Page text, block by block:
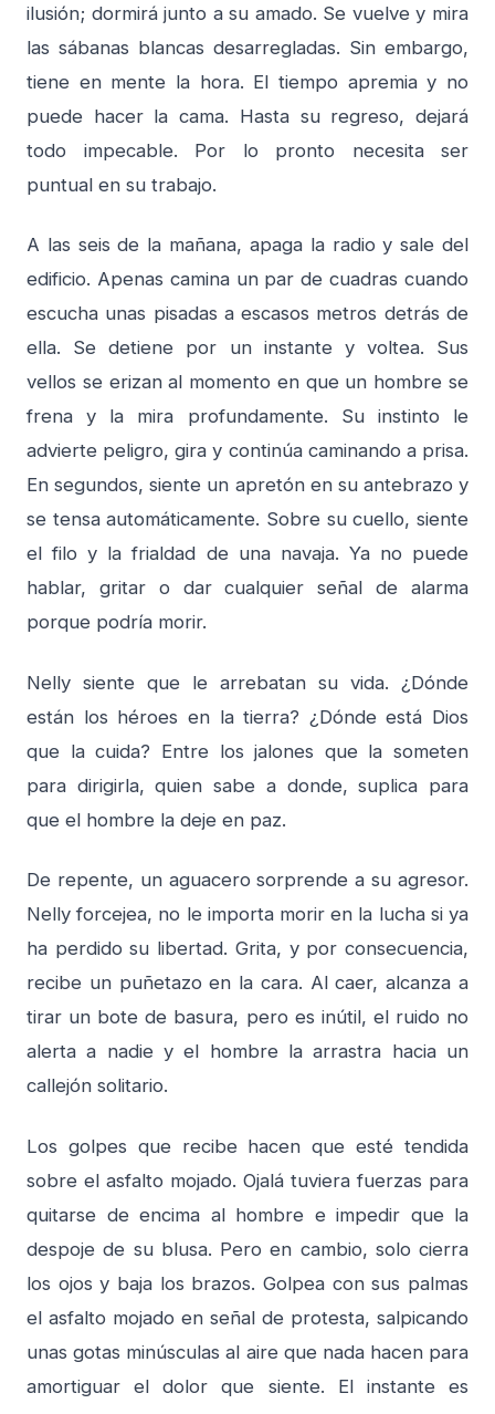
ilusión; dormirá junto a su amado. Se vuelve y mira
las sábanas blancas desarregladas. Sin embargo,
tiene en mente la hora. El tiempo apremia y no
puede hacer la cama. Hasta su regreso, dejará
todo impecable. Por lo pronto necesita ser
puntual en su trabajo.
A las seis de la mañana, apaga la radio y sale del
edificio. Apenas camina un par de cuadras cuando
escucha unas pisadas a escasos metros detrás de
ella. Se detiene por un instante y voltea. Sus
vellos se erizan al momento en que un hombre se
frena y la mira profundamente. Su instinto le
advierte peligro, gira y continúa caminando a prisa.
En segundos, siente un apretón en su antebrazo y
se tensa automáticamente. Sobre su cuello, siente
el filo y la frialdad de una navaja. Ya no puede
hablar, gritar o dar cualquier señal de alarma
porque podría morir.
Nelly siente que le arrebatan su vida. ¿Dónde
están los héroes en la tierra? ¿Dónde está Dios
que la cuida? Entre los jalones que la someten
para dirigirla, quien sabe a donde, suplica para
que el hombre la deje en paz.
De repente, un aguacero sorprende a su agresor.
Nelly forcejea, no le importa morir en la lucha si ya
ha perdido su libertad. Grita, y por consecuencia,
recibe un puñetazo en la cara. Al caer, alcanza a
tirar un bote de basura, pero es inútil, el ruido no
alerta a nadie y el hombre la arrastra hacia un
callejón solitario.
Los golpes que recibe hacen que esté tendida
sobre el asfalto mojado. Ojalá tuviera fuerzas para
quitarse de encima al hombre e impedir que la
despoje de su blusa. Pero en cambio, solo cierra
los ojos y baja los brazos. Golpea con sus palmas
el asfalto mojado en señal de protesta, salpicando
unas gotas minúsculas al aire que nada hacen para
amortiguar el dolor que siente. El instante es